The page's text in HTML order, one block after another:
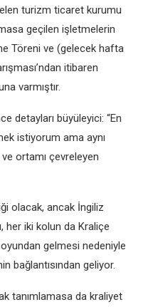
turizm ticaret kurumu
geçilen işletmelerin
Töreni ve (gelecek hafta
itibaren
varmıştır.
detayları büyüleyici: “En
istiyorum ama aynı
ortamı çevreleyen
olacak, ancak İngiliz
her iki kolun da Kraliçe
gelmesi nedeniyle
bağlantısından geliyor.
tanımlamasa da kraliyet